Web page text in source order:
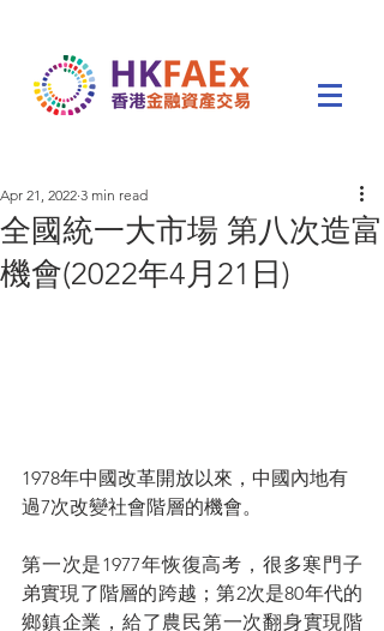
全國統一大市場 第八次造富
機會(2022年4月21日)
Apr 21, 2022 3 min read
1978年中國改革開放以來，中國內地有
過7次改變社會階層的機會。
第一次是1977年恢復高考，很多寒門子
弟實現了階層的跨越；第2次是80年代的
鄉鎮企業，給了農民第一次翻身實現階